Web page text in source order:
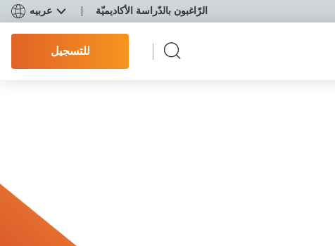
الرّاغبون بالدّراسة الأكاديميّة عربيه
للتسجيل